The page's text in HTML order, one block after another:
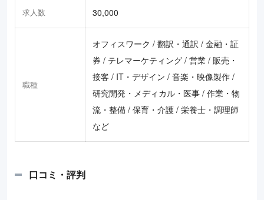
求人数 30,000
職種
オフィスワーク / 翻訳・通訳 / 金融・証
券 / テレマーケティング / 営業 / 販売・
接客 / IT・デザイン / 音楽・映像製作 /
研究開発・メディカル・医事 / 作業・物
流・整備 / 保育・介護 / 栄養士・調理師
など
口コミ・評判